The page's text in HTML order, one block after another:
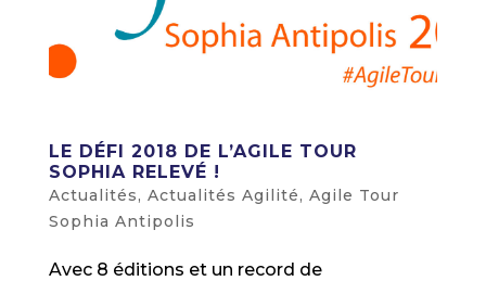
LE DÉFI 2018 DE L’AGILE TOUR
SOPHIA RELEVÉ !
Actualités, Actualités Agilité, Agile Tour
Sophia Antipolis
Avec 8 éditions et un record de